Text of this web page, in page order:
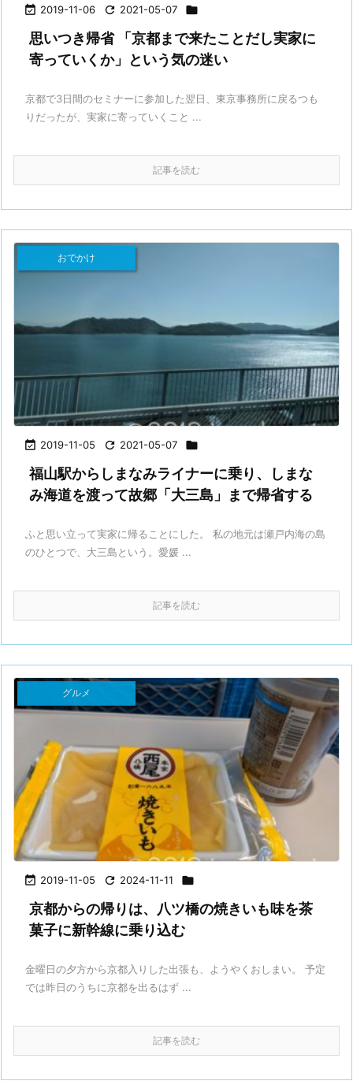
 2019-11-06  2021-05-07 
思いつき帰省 「京都まで来たことだし実家に
寄っていくか」という気の迷い
京都で3日間のセミナーに参加した翌日、東京事務所に戻るつも
りだったが、実家に寄っていくこと ...
記事を読む
 2019-11-05  2021-05-07 
おでかけ
福山駅からしまなみライナーに乗り、しまな
み海道を渡って故郷「大三島」まで帰省する
ふと思い立って実家に帰ることにした。 私の地元は瀬戸内海の島
のひとつで、大三島という。愛媛 ...
記事を読む
 2019-11-05  2024-11-11 
グルメ
京都からの帰りは、八ツ橋の焼きいも味を茶
菓子に新幹線に乗り込む
金曜日の夕方から京都入りした出張も、ようやくおしまい。 予定
では昨日のうちに京都を出るはず ...
記事を読む